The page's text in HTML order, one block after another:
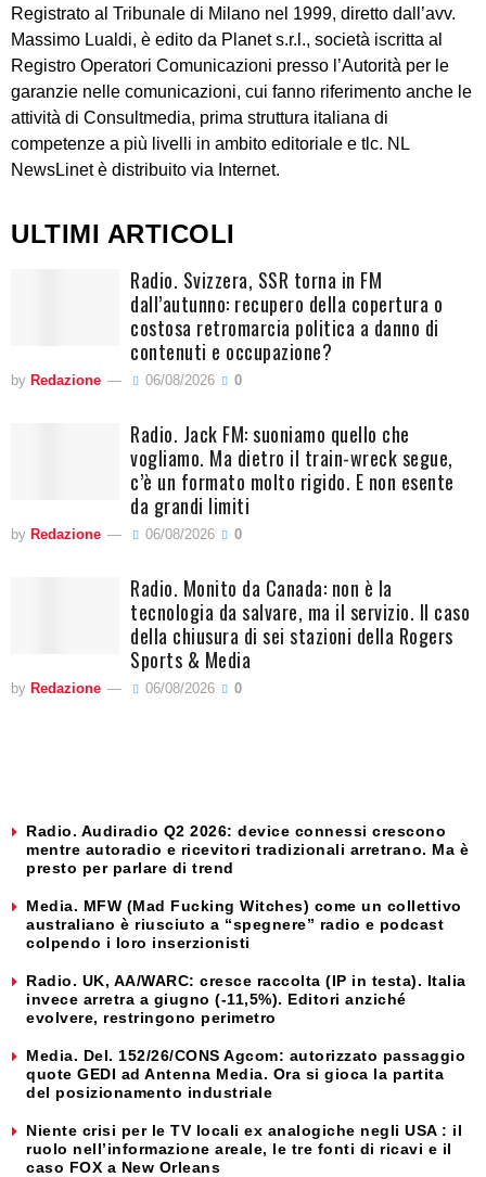
Registrato al Tribunale di Milano nel 1999, diretto dall’avv.
Massimo Lualdi, è edito da Planet s.r.l., società iscritta al
Registro Operatori Comunicazioni presso l’Autorità per le
garanzie nelle comunicazioni, cui fanno riferimento anche le
attività di Consultmedia, prima struttura italiana di
competenze a più livelli in ambito editoriale e tlc. NL
NewsLinet è distribuito via Internet.
ULTIMI ARTICOLI
Radio. Svizzera, SSR torna in FM
dall’autunno: recupero della copertura o
costosa retromarcia politica a danno di
contenuti e occupazione?
by Redazione 06/08/2026 0
Radio. Jack FM: suoniamo quello che
vogliamo. Ma dietro il train-wreck segue,
c’è un formato molto rigido. E non esente
da grandi limiti
by Redazione 06/08/2026 0
Radio. Monito da Canada: non è la
tecnologia da salvare, ma il servizio. Il caso
della chiusura di sei stazioni della Rogers
Sports & Media
by Redazione 06/08/2026 0
Radio. Audiradio Q2 2026: device connessi crescono
mentre autoradio e ricevitori tradizionali arretrano. Ma è
presto per parlare di trend
Media. MFW (Mad Fucking Witches) come un collettivo
australiano è riusciuto a “spegnere” radio e podcast
colpendo i loro inserzionisti
Radio. UK, AA/WARC: cresce raccolta (IP in testa). Italia
invece arretra a giugno (-11,5%). Editori anziché
evolvere, restringono perimetro
Media. Del. 152/26/CONS Agcom: autorizzato passaggio
quote GEDI ad Antenna Media. Ora si gioca la partita
del posizionamento industriale
Niente crisi per le TV locali ex analogiche negli USA : il
ruolo nell’informazione areale, le tre fonti di ricavi e il
caso FOX a New Orleans